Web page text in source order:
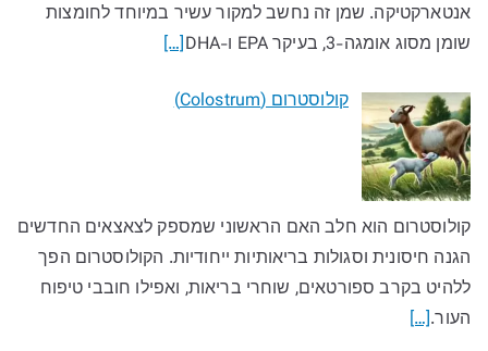
אנטארקטיקה. שמן זה נחשב למקור עשיר במיוחד לחומצות
שומן מסוג אומגה-3, בעיקר EPA ו-DHA
[…]
קולוסטרום (Colostrum)
קולוסטרום הוא חלב האם הראשוני שמספק לצאצאים החדשים
הגנה חיסונית וסגולות בריאותיות ייחודיות. הקולוסטרום הפך
ללהיט בקרב ספורטאים, שוחרי בריאות, ואפילו חובבי טיפוח
העור.[…]